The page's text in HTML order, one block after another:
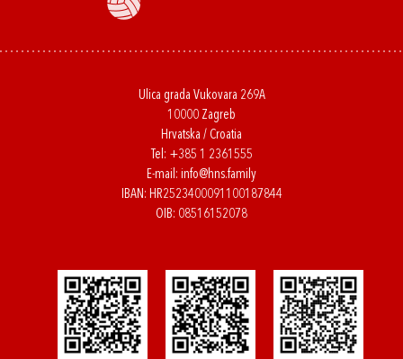
Ulica grada Vukovara 269A
10000 Zagreb
Hrvatska / Croatia
Tel: +385 1 2361555
E-mail: info@hns.family
IBAN: HR2523400091100187844
OIB: 08516152078